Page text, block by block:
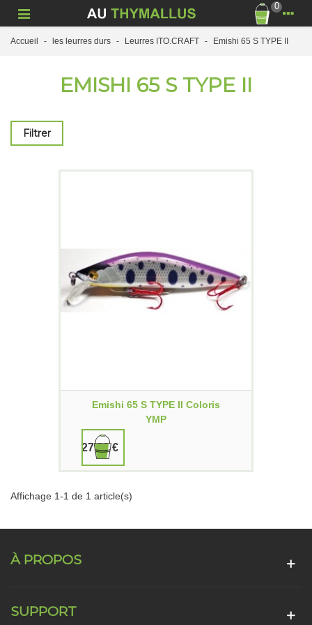
0
Accueil - les leurres durs - Leurres ITO.CRAFT - Emishi 65 S TYPE II
EMISHI 65 S TYPE II
Filtrer
Emishi 65 S TYPE II Coloris
YMP
27,90 €
Affichage 1-1 de 1 article(s)
À PROPOS
SUPPORT